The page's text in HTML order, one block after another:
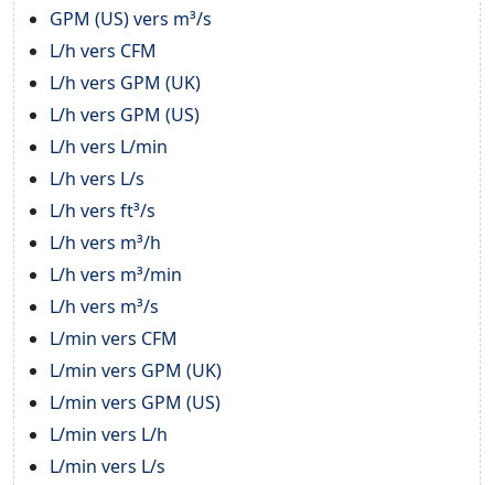
GPM (US) vers m³/s
L/h vers CFM
L/h vers GPM (UK)
L/h vers GPM (US)
L/h vers L/min
L/h vers L/s
L/h vers ft³/s
L/h vers m³/h
L/h vers m³/min
L/h vers m³/s
L/min vers CFM
L/min vers GPM (UK)
L/min vers GPM (US)
L/min vers L/h
L/min vers L/s